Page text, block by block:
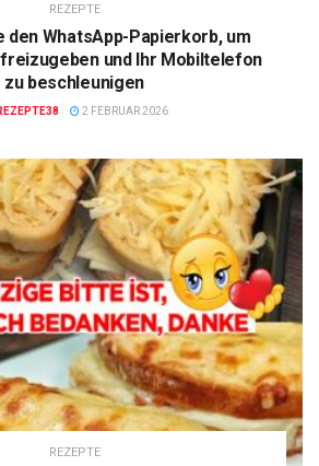
REZEPTE
den WhatsApp-Papierkorb, um
und Ihr Mobiltelefon
zu beschleunigen
2 FEBRUAR 2026
REZEPTE